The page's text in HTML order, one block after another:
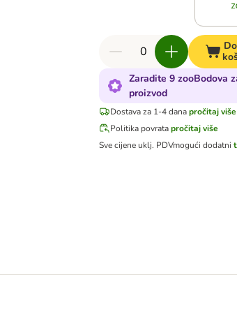
Zaradite 9 zooBodova
proizvod
Dostava za 1-4 dana pročitaj više
Politika povrata pročitaj više
Sve cijene uklj. PDVmogući dodatni